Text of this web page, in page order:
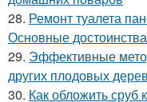
28. Ремонт туалета
Основные
29. Эффективные
других плодовых
30. Как обложить